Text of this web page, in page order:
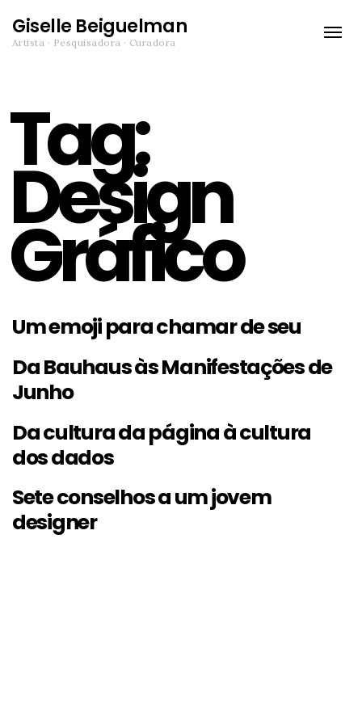
Giselle Beiguelman
Artista · Pesquisadora · Curadora
Toggle
Tag:
Design
Gráfico
Um emoji para chamar de seu
Da Bauhaus às Manifestações de
Junho
Da cultura da página à cultura
dos dados
Sete conselhos a um jovem
designer